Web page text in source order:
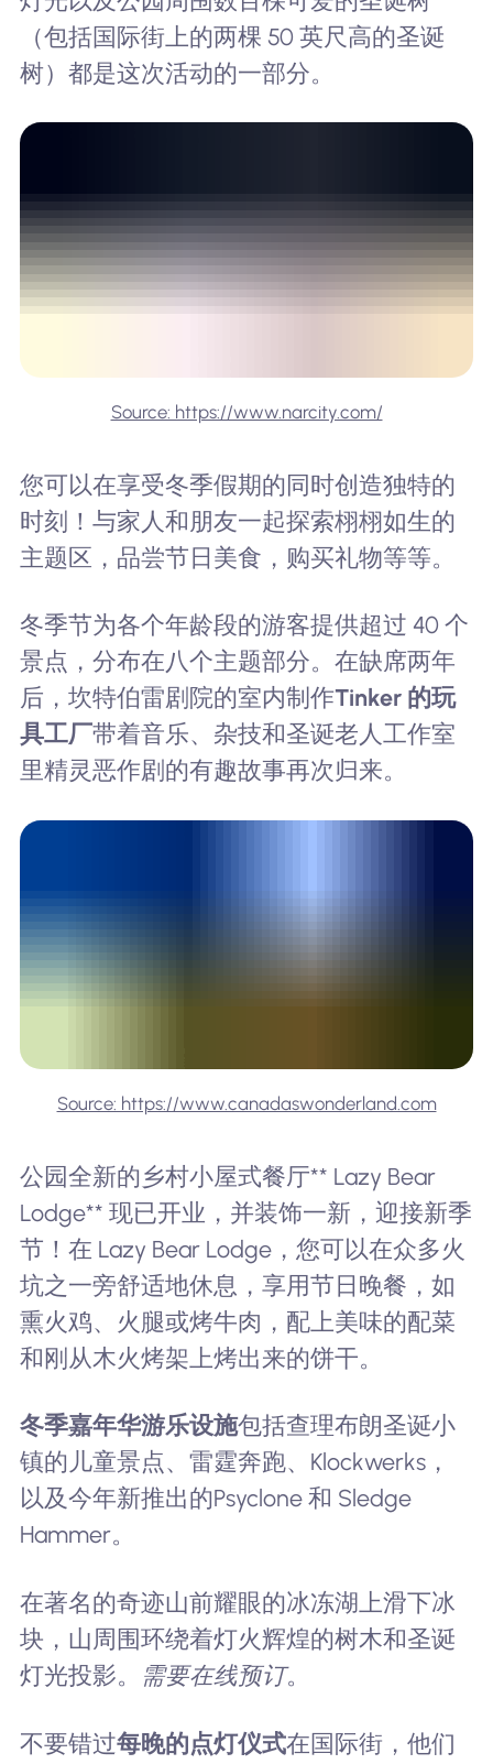
（包括国际街上的两棵 50 英尺高的圣诞
树）都是这次活动的一部分。
Source: https://www.narcity.com/
您可以在享受冬季假期的同时创造独特的
时刻！与家人和朋友一起探索栩栩如生的
主题区，品尝节日美食，购买礼物等等。
冬季节为各个年龄段的游客提供超过 40 个
景点，分布在八个主题部分。在缺席两年
后，坎特伯雷剧院的室内制作Tinker 的玩
具工厂带着音乐、杂技和圣诞老人工作室
里精灵恶作剧的有趣故事再次归来。
Source: https://www.canadaswonderland.com
公园全新的乡村小屋式餐厅** Lazy Bear
Lodge** 现已开业，并装饰一新，迎接新季
节！在 Lazy Bear Lodge，您可以在众多火
坑之一旁舒适地休息，享用节日晚餐，如
熏火鸡、火腿或烤牛肉，配上美味的配菜
和刚从木火烤架上烤出来的饼干。
冬季嘉年华游乐设施包括查理布朗圣诞小
镇的儿童景点、雷霆奔跑、Klockwerks，
以及今年新推出的Psyclone 和 Sledge
Hammer。
在著名的奇迹山前耀眼的冰冻湖上滑下冰
块，山周围环绕着灯火辉煌的树木和圣诞
灯光投影。
需要在线预订。
不要错过每晚的点灯仪式在国际街，他们